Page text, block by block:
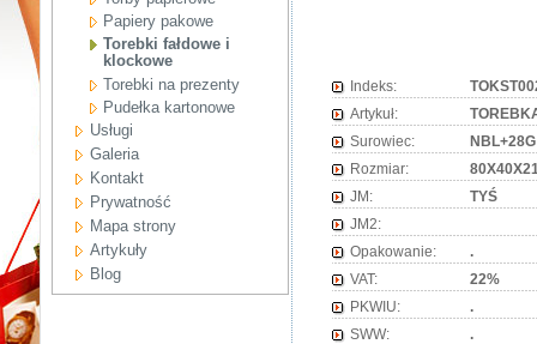
Papiery pakowe
Torebki fałdowe i
klockowe
Torebki na prezenty
Pudełka kartonowe
Usługi
Galeria
Kontakt
Prywatność
Mapa strony
Artykuły
Blog
Indeks:
Artykuł:
Surowiec:
NBL+28G
Rozmiar:
JM:
TYŚ
JM2:
Opakowanie:
.
VAT:
22%
PKWIU:
.
SWW:
.